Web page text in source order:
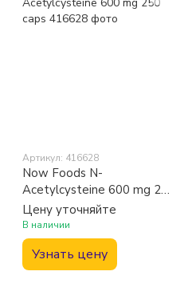
Артикул: 416628
Now Foods N-
Acetylcysteine 600 mg 250
caps
Цену уточняйте
В наличии
Узнать цену